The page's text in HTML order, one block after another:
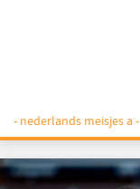
- nederlands meisjes a -